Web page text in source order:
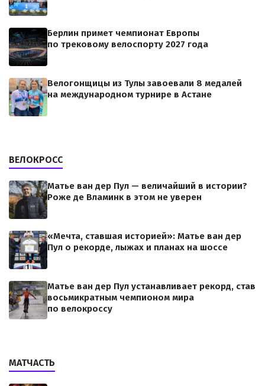
Берлин примет чемпионат Европы
по трековому велоспорту 2027 года
Велогонщицы из Тулы завоевали 8 медалей
на международном турнире в Астане
ВЕЛОКРОСС
Матье ван дер Пул — величайший в истории?
Роже де Вламинк в этом не уверен
«Мечта, ставшая историей»: Матье ван дер
Пул о рекорде, лыжах и планах на шоссе
Матье ван дер Пул устанавливает рекорд, став
восьмикратным чемпионом мира
по велокроссу
МАТЧАСТЬ